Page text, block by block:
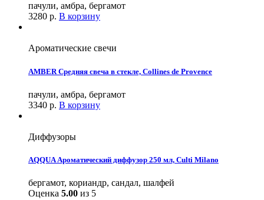
пачули, амбра, бергамот
3280 р. В корзину
Ароматические свечи
AMBER Средняя свеча в стекле, Collines de Provence
пачули, амбра, бергамот
3340 р. В корзину
Диффузоры
AQQUA Ароматический диффузор 250 мл, Culti Milano
бергамот, кориандр, сандал, шалфей
Оценка 5.00 из 5